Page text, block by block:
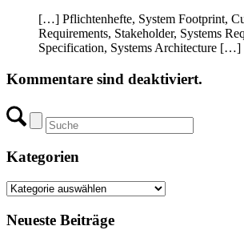
[…] Pflichtenhefte, System Footprint,
Requirements, Stakeholder, Systems
Specification, Systems Architecture […]
Kommentare sind deaktiviert.
Kategorien
Kategorien
Neueste Beiträge